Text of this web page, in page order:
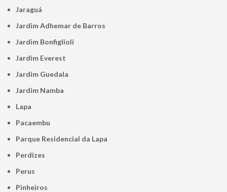
Jaraguá
Jardim Adhemar de Barros
Jardim Bonfiglioli
Jardim Everest
Jardim Guedala
Jardim Namba
Lapa
Pacaembu
Parque Residencial da Lapa
Perdizes
Perus
Pinheiros